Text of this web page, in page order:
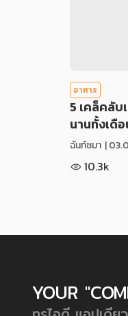
อาหาร
5 เคล็คลับ
นานทั้งเดื
ฉันท์ชมา |
10.3k
YOUR